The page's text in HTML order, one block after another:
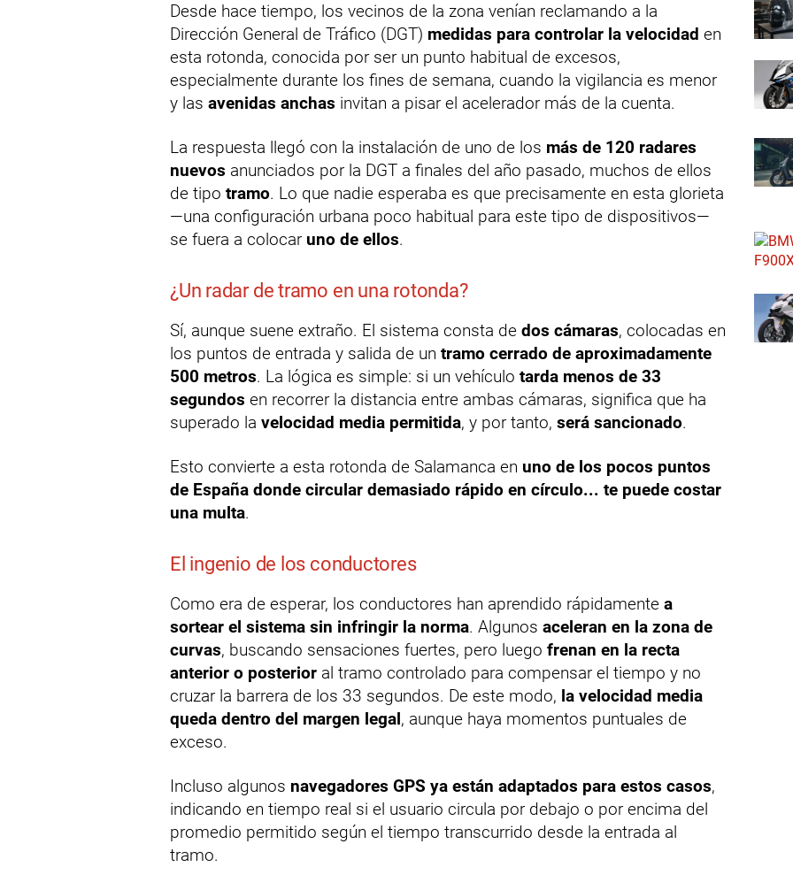
Desde hace tiempo, los vecinos de la zona venían reclamando a la
Dirección General de Tráfico (DGT) medidas para controlar la velocidad en
esta rotonda, conocida por ser un punto habitual de excesos,
especialmente durante los fines de semana, cuando la vigilancia es menor
y las avenidas anchas invitan a pisar el acelerador más de la cuenta.
La respuesta llegó con la instalación de uno de los más de 120 radares
nuevos anunciados por la DGT a finales del año pasado, muchos de ellos
de tipo tramo. Lo que nadie esperaba es que precisamente en esta glorieta
—una configuración urbana poco habitual para este tipo de dispositivos—
se fuera a colocar uno de ellos.
¿Un radar de tramo en una rotonda?
Sí, aunque suene extraño. El sistema consta de dos cámaras, colocadas en
los puntos de entrada y salida de un tramo cerrado de aproximadamente
500 metros. La lógica es simple: si un vehículo tarda menos de 33
segundos en recorrer la distancia entre ambas cámaras, significa que ha
superado la velocidad media permitida, y por tanto, será sancionado.
Esto convierte a esta rotonda de Salamanca en uno de los pocos puntos
de España donde circular demasiado rápido en círculo... te puede costar
una multa.
El ingenio de los conductores
Como era de esperar, los conductores han aprendido rápidamente a
sortear el sistema sin infringir la norma. Algunos aceleran en la zona de
curvas, buscando sensaciones fuertes, pero luego frenan en la recta
anterior o posterior al tramo controlado para compensar el tiempo y no
cruzar la barrera de los 33 segundos. De este modo, la velocidad media
queda dentro del margen legal, aunque haya momentos puntuales de
exceso.
Incluso algunos navegadores GPS ya están adaptados para estos casos,
indicando en tiempo real si el usuario circula por debajo o por encima del
promedio permitido según el tiempo transcurrido desde la entrada al
tramo.